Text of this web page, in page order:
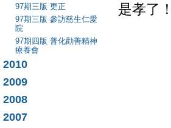
97期三版 更正
97期三版 參訪慈生仁愛
院
97期四版 普化勸善精神
療養會
2010
2009
2008
2007
是孝了！